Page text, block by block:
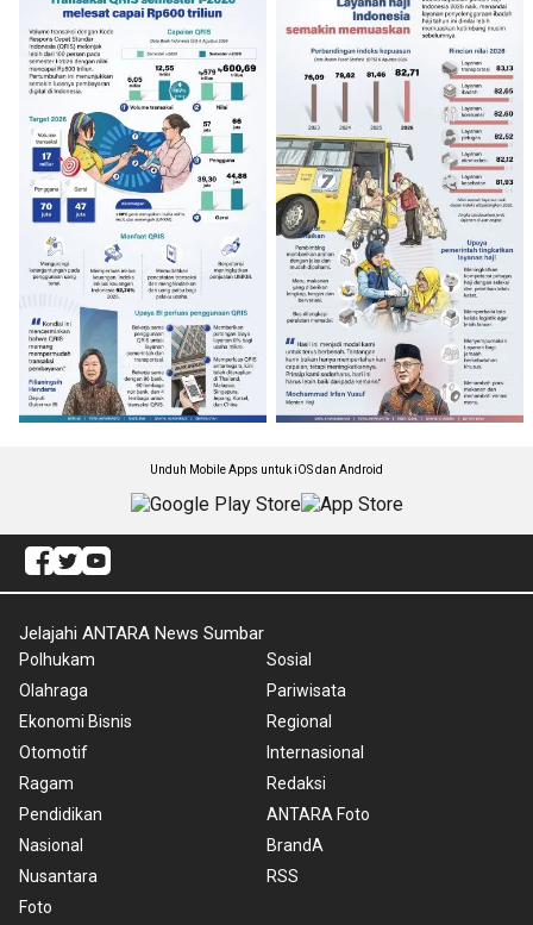
Unduh Mobile Apps untuk iOS dan Android
Jelajahi ANTARA News Sumbar
Polhukam
Olahraga
Ekonomi Bisnis
Otomotif
Ragam
Pendidikan
Nasional
Nusantara
Foto
Sosial
Pariwisata
Regional
Internasional
Redaksi
ANTARA Foto
BrandA
RSS